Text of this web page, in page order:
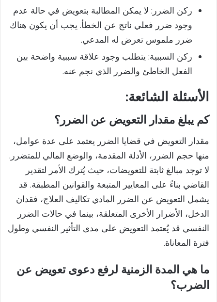
ركن الضرر: لا يمكن المطالبة بتعويض في حالة عدم
وجود ضرر فعلي ناتج عن الخطأ. يجب أن يكون هناك
ضرر ملموس تعرض له المدعي.
ركن السببية: يتطلب وجود علاقة سببية واضحة بين
الفعل الخاطئ والضرر الذي نجم عنه.
الأسئلة الشائعة:
كم يبلغ مقدار التعويض عن الضرر؟
مقدار التعويض في قضايا الضرر يعتمد على عدة عوامل،
منها حجم الضرر، الأدلة المقدمة، والوضع المالي للمتضرر.
لا توجد مبالغ ثابتة للتعويضات، حيث يُترك الأمر لتقدير
القاضي بناءً على المعايير المتبعة والقوانين المطبقة. قد
يشمل التعويض عن الضرر المادي تكاليف العلاج، فقدان
الدخل، الأضرار الأخرى المتعلقة، بينما في حالات الضرر
النفسي قد يُعتمد التعويض على مدى التأثير النفسي وطول
فترة المعاناة.
ما هي المدة الزمنية لرفع دعوى تعويض عن
الضرب؟